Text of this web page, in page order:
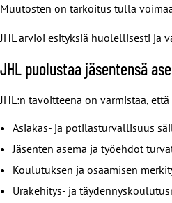
Muutosten on tarkoitus tulla
JHL arvioi esityksiä huolellisesti ja
JHL puolustaa jäsentensä
JHL:n tavoitteena on varmistaa,
Asiakas- ja potilasturvallisuus
Jäsenten asema ja työehdot
Koulutuksen ja osaamisen
Urakehitys- ja